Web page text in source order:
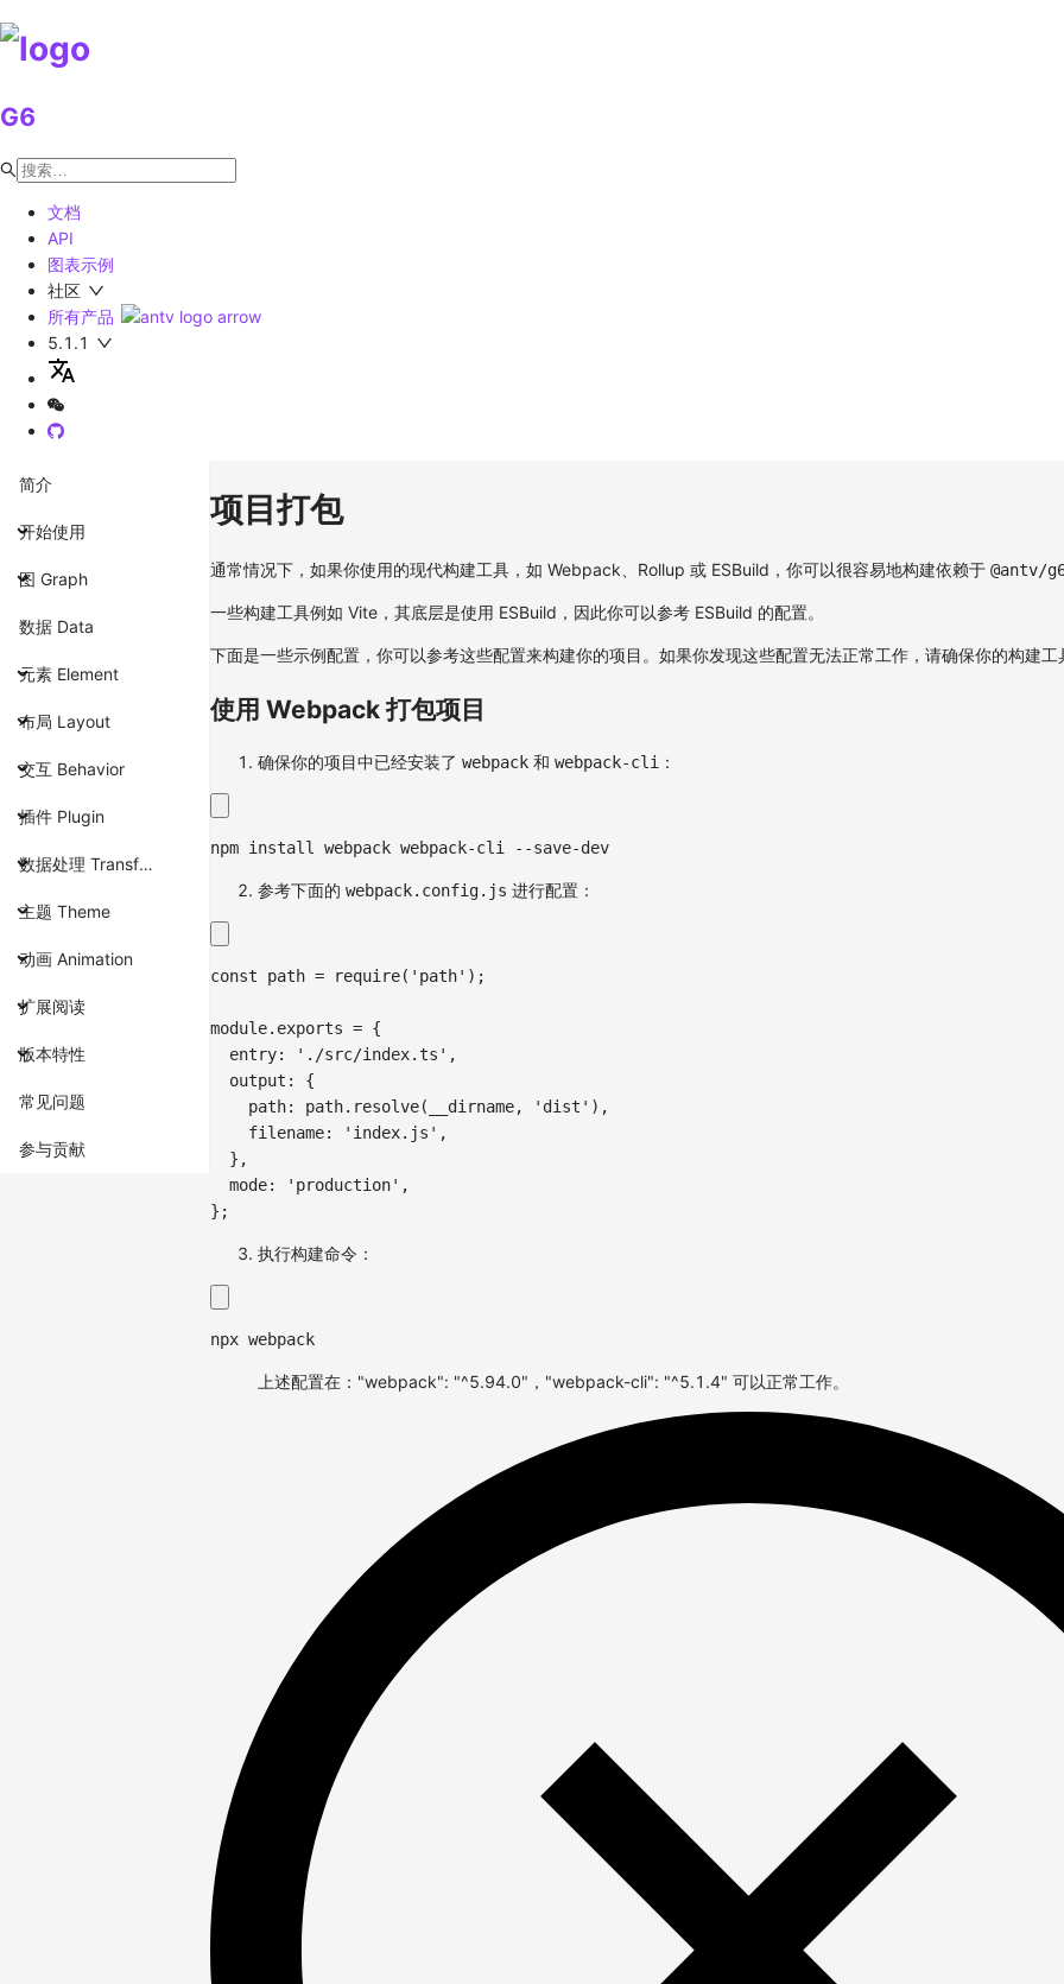
G6
文档
API
图表示例
社区
所有产品
5.1.1
简介
开始使用
图 Graph
数据 Data
元素 Element
布局 Layout
交互 Behavior
插件 Plugin
数据处理 Transform
主题 Theme
动画 Animation
扩展阅读
版本特性
常见问题
参与贡献
项目打包
通常情况下，如果你使用的现代构建工具，如 Webpack、Rollup 或 ESBuild，你可以很容易地构建依赖于 @antv/
一些构建工具例如 Vite，其底层是使用 ESBuild，因此你可以参考 ESBuild 的配置。
下面是一些示例配置，你可以参考这些配置来构建你的项目。如果你发现这些配置无法正常工作，请确保你的构建工
使用 Webpack 打包项目
确保你的项目中已经安装了 webpack 和 webpack-cli ：
npm install webpack webpack-cli --save-dev
参考下面的 webpack.config.js 进行配置：
const path = require( 'path' ) ;
module. exports = {
entry: './src/index.ts' ,
output :
{
path: path. resolve( __dirname, 'dist' ) ,
filename: 'index.js' ,
} ,
mode: 'production' ,
} ;
执行构建命令：
npx webpack
上述配置在："webpack": "^5.94.0"，"webpack-cli": "^5.1.4" 可以正常工作。